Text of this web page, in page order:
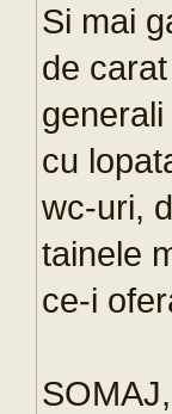
Si mai
de
cu
wc-uri,
tainele
ce-i